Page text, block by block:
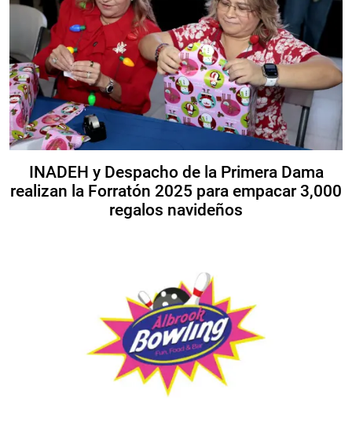
INADEH y Despacho de la Primera Dama
realizan la Forratón 2025 para empacar 3,000
regalos navideños